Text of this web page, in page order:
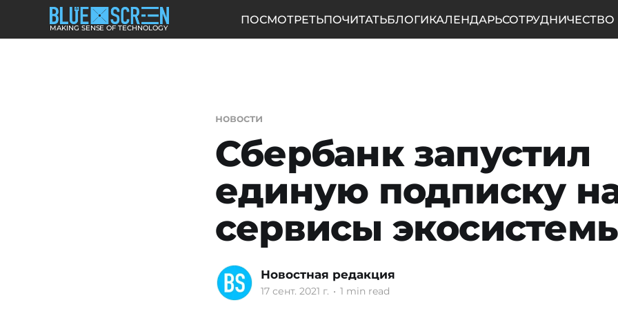
MAKING SENSE OF TECHNOLOGY
ПОСМОТРЕТЬПОЧИТАТЬБЛОГИКАЛЕНДАРЬСОТРУДНИЧЕСТВО
новости
Сбербанк запустил
единую подписку
сервисы
Новостная редакция
17 сент. 2021 г. • 1 min read